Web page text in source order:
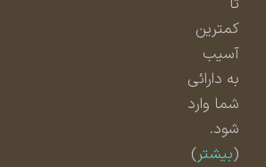
کمترین
آسیب
به دارائی
شما وارد
شود.
بیشتر)